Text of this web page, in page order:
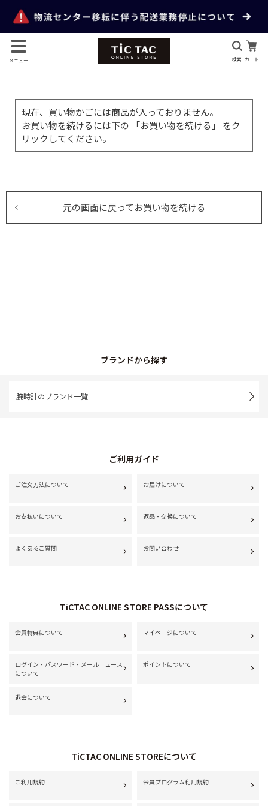
メニュー 検索 カート
現在、買い物かごには商品が入っておりません。
お買い物を続けるには下の 「お買い物を続ける」 をク
リックしてください。
元の画面に戻ってお買い物を続ける
ブランドから探す
腕時計のブランド一覧
ご利用ガイド
ご注文方法について お届けについて
お支払いについて 返品・交換について
よくあるご質問 お問い合わせ
TiCTAC ONLINE STORE PASSについて
会員特典について マイページについて
ログイン・パスワード・メールニュース
について
ポイントについて
退会について
TiCTAC ONLINE STOREについて
ご利用規約 会員プログラム利用規約